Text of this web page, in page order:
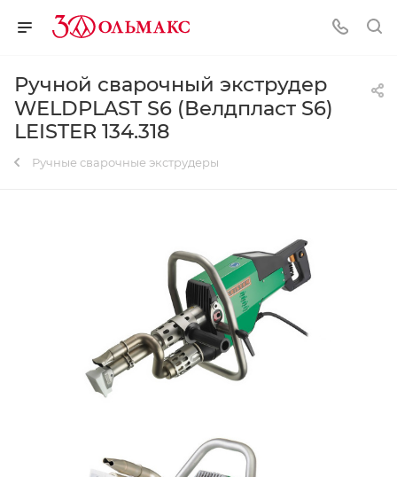
Ручной сварочный экструдер
WELDPLAST S6 (Велдпласт S6)
LEISTER 134.318
Ручные сварочные экструдеры